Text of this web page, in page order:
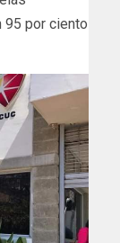
95 por ciento